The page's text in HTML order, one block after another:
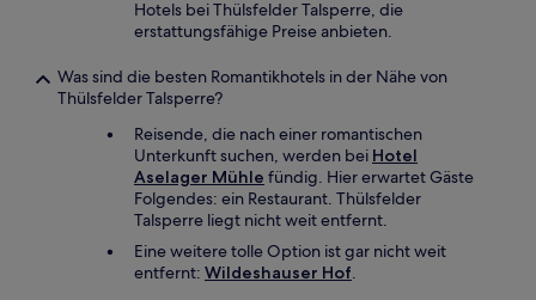
Hotels bei Thülsfelder Talsperre, die
erstattungsfähige Preise anbieten.
Was sind die besten Romantikhotels in der Nähe von
Thülsfelder Talsperre?
Reisende, die nach einer romantischen
Unterkunft suchen, werden bei Hotel
Aselager Mühle fündig. Hier erwartet Gäste
Folgendes: ein Restaurant. Thülsfelder
Talsperre liegt nicht weit entfernt.
Eine weitere tolle Option ist gar nicht weit
entfernt: Wildeshauser Hof.